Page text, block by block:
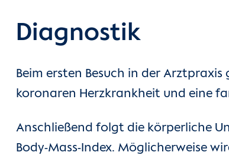
Diagnostik
Beim ersten Besuch in der
koronaren Herzkrankheit und eine
Anschließend folgt die körperliche
Body-Mass-Index. Möglicherweise